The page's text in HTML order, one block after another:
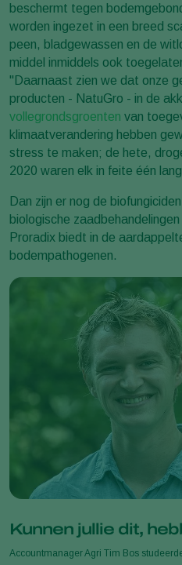
beschermt tegen
worden ingezet in een breed
peen, bladgewassen en de
middel inmiddels ook
"Daarnaast zien we dat onze
producten - NatuGro - in de
vollegrondsgroenten van
klimaatverandering hebben
stress te maken; de hete,
2020 waren elk in feite één
Dan zijn er nog de biofungiciden
biologische
Proradix biedt in de
bodempathogenen.
Kunnen jullie dit,
Accountmanager Agri Tim Bos